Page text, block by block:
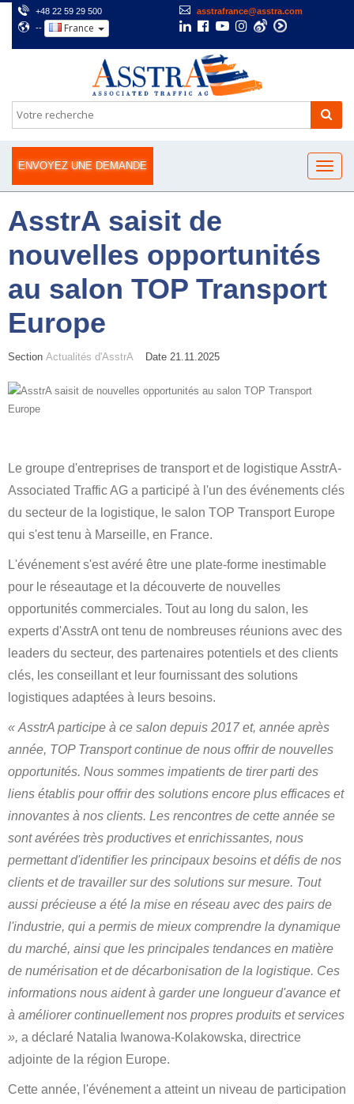
+48 22 59 29 500
asstrafrance@asstra.com
--
France
ENVOYEZ UNE DEMANDE
AsstrA saisit de
nouvelles opportunités
au salon TOP Transport
Europe
Section Actualités d'AsstrA Date 21.11.2025
Le groupe d'entreprises de transport et de logistique AsstrA-
Associated Traffic AG a participé à l'un des événements clés
du secteur de la logistique, le salon TOP Transport Europe
qui s'est tenu à Marseille, en France.
L'événement s'est avéré être une plate-forme inestimable
pour le réseautage et la découverte de nouvelles
opportunités commerciales. Tout au long du salon, les
experts d'AsstrA ont tenu de nombreuses réunions avec des
leaders du secteur, des partenaires potentiels et des clients
clés, les conseillant et leur fournissant des solutions
logistiques adaptées à leurs besoins.
« AsstrA participe à ce salon depuis 2017 et, année après
année, TOP Transport continue de nous offrir de nouvelles
opportunités. Nous sommes impatients de tirer parti des
liens établis pour offrir des solutions encore plus efficaces et
innovantes à nos clients. Les rencontres de cette année se
sont avérées très productives et enrichissantes, nous
permettant d'identifier les principaux besoins et défis de nos
clients et de travailler sur des solutions sur mesure. Tout
aussi précieuse a été la mise en réseau avec des pairs de
l'industrie, qui a permis de mieux comprendre la dynamique
du marché, ainsi que les principales tendances en matière
de numérisation et de décarbonisation de la logistique. Ces
informations nous aident à garder une longueur d'avance et
à améliorer continuellement nos propres produits et services
», a déclaré Natalia Iwanowa-Kolakowska, directrice
adjointe de la région Europe.
Cette année, l'événement a atteint un niveau de participation